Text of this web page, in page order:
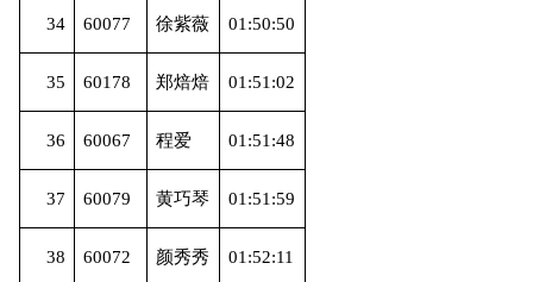
34 60077 徐紫薇 01:50:50
35 60178 郑焙焙 01:51:02
36 60067 程爱 01:51:48
37 60079 黄巧琴 01:51:59
38 60072 颜秀秀 01:52:11